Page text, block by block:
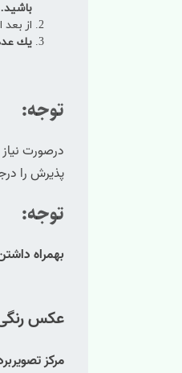
باشید.
از
یك
توجه:
درصورت
پذیرش را
توجه:
بهمراه
عکس
مرکز